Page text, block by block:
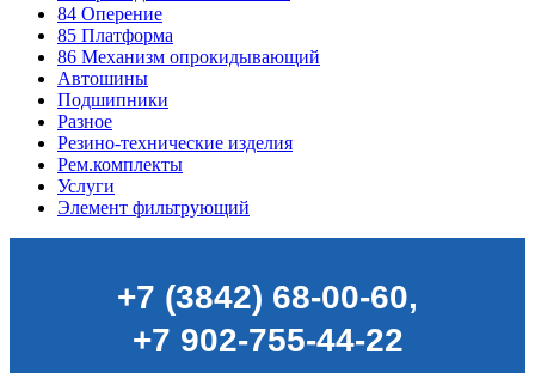
84 Оперение
85 Платформа
86 Механизм опрокидывающий
Автошины
Подшипники
Разное
Резино-технические изделия
Рем.комплекты
Услуги
Элемент фильтрующий
+7 (3842) 68-00-60,
+7 902-755-44-22